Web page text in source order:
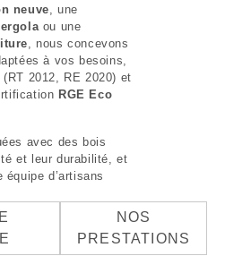
neuve, une
ou une
, nous concevons
à vos besoins,
2012, RE 2020) et
RGE Eco
avec des bois
et leur durabilité, et
d’artisans
NOS
PRESTATIONS